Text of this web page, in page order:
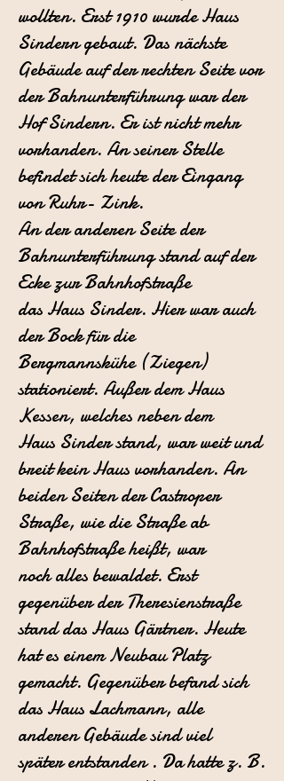
wollten. Erst 1910 wurde Haus
Sindern gebaut. Das nächste
Gebäude auf der rechten Seite vor
der Bahnunterführung warder
Hof Sindern. Er ist nicht mehr
vorhanden. An seiner Stelle
befindetsich heute der Eingang
von Ruhr- Zink.
An der anderen Seite der
Bahnunterführung stand auf der
Ecke zur Bahnhofstraße
das Haus Sinder. Hier war auch
der Bock für die
Bergmannskühe (Ziegen)
stationiert. Außer dem Haus
Kessen, welches neben dem
Haus Sinder stand, war weit und
breit kein Haus vorhanden. An
beiden Seitender Castroper
Straße, wie die Straße ab
Bahnhofstraße heißt, war
nochalles bewaldet. Erst
gegenüber der Theresienstraße
stand das Haus Gärtner. Heute
hat es einem Neubau Platz
gemacht. Gegenüber befand sich
das Haus Lachmann, alle
anderen Gebäude sind viel
später entstanden . Da hatte z. B.